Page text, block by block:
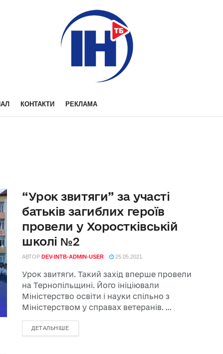
КОНТАКТИ РЕКЛАМА
“Урок звитяги” за участі
батьків загиблих героїв
провели у Хоростківській
школі №2
АВТОР DEV-INTB-ADMIN-USER 25.05.2021
Урок звитяги. Такий захід вперше провели
на Тернопільщині. Його ініціювали
Міністерство освіти і науки спільно з
Міністерством у справах ветеранів. ...
ДЕТАЛЬНІШЕ